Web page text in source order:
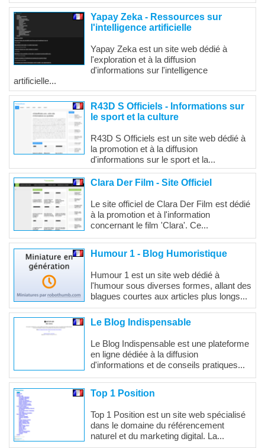
Yapay Zeka - Ressources sur
l'intelligence artificielle
Yapay Zeka est un site web dédié à
l'exploration et à la diffusion
d'informations sur l'intelligence
artificielle...
R43D S Officiels - Informations sur
le sport et la culture
R43D S Officiels est un site web dédié à
la promotion et à la diffusion
d'informations sur le sport et la...
Clara Der Film - Site Officiel
Le site officiel de Clara Der Film est dédié
à la promotion et à l'information
concernant le film 'Clara'. Ce...
Humour 1 - Blog Humoristique
Humour 1 est un site web dédié à
l'humour sous diverses formes, allant des
blagues courtes aux articles plus longs...
Le Blog Indispensable
Le Blog Indispensable est une plateforme
en ligne dédiée à la diffusion
d'informations et de conseils pratiques...
Top 1 Position
Top 1 Position est un site web spécialisé
dans le domaine du référencement
naturel et du marketing digital. La...